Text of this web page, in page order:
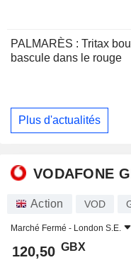
PALMARÈS : Tritax
bascule dans le rouge
Plus d'actualités
VODAFONE
Action VOD
Marché Fermé - London S.E.
120,50 GBX